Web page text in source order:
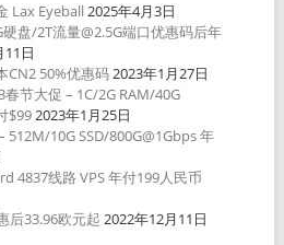
Lax Eyeball 2025年4月3日
盘/2T流量@2.5G端口优惠码后年
11日
CN2 50%优惠码2023年1月27日
节大促 – 1C/2G RAM/40G
$992023年1月25日
512M/10G SSD/800G@1Gbps 年
4837线路 VPS 年付199人民币
后33.96欧元起 2022年12月11日